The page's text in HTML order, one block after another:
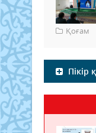
Қоғам
Пікір